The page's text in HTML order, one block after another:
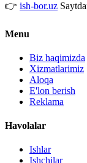
👉 ish-bor.uz
Menu
Biz haqimizda
Xizmatlarimiz
Aloqa
E'lon berish
Reklama
Havolalar
Ishlar
Ishchilar